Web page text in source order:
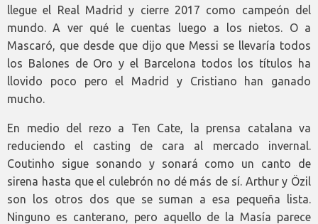
llegue el Real Madrid y cierre 2017 como campeón del
mundo. A ver qué le cuentas luego a los nietos. O a
Mascaró, que desde que dijo que Messi se llevaría todos
los Balones de Oro y el Barcelona todos los títulos ha
llovido poco pero el Madrid y Cristiano han ganado
mucho.
En medio del rezo a Ten Cate, la prensa catalana va
reduciendo el casting de cara al mercado invernal.
Coutinho sigue sonando y sonará como un canto de
sirena hasta que el culebrón no dé más de sí. Arthur y Özil
son los otros dos que se suman a esa pequeña lista.
Ninguno es canterano, pero aquello de la Masía parece